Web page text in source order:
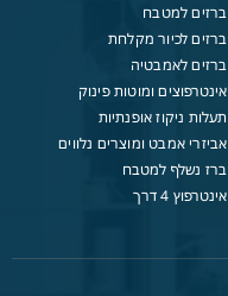
ברזים למטבח
ברזים לכיור מקלחת
ברזים לאמבטיה
אינטרפוצים ומוטות פינוק
תעלות ניקוז אופנתיות
אביזרי אמבט ומוצרים נלווים
ברז נשלף למטבח
אינטרפוץ 4 דרך